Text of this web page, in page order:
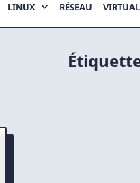
LINUX RÉSEAU